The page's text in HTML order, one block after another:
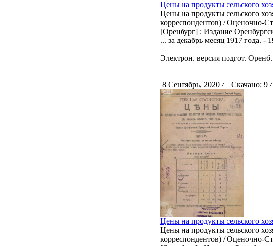
Цены на продукты сельского
Цены на продукты сельского
корреспондентов) / Оценочно-
[Оренбург] : Издание
... за декабрь месяц 1917 года. -
Электрон. версия подгот.
8 Сентябрь, 2020 /Скачано: 9 /
Цены на продукты сельского
Цены на продукты сельского
корреспондентов) / Оценочно-